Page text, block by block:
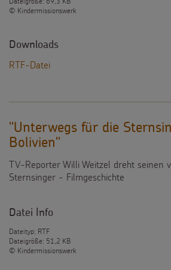
© Kindermissionswerk
Downloads
RTF-Datei
"Unterwegs für die
Bolivien"
TV-Reporter Willi Weitzel dreht seinen
Sternsinger - Filmgeschichte
Datei Info
Dateityp: RTF
Dateigröße: 51,2 KB
© Kindermissionswerk